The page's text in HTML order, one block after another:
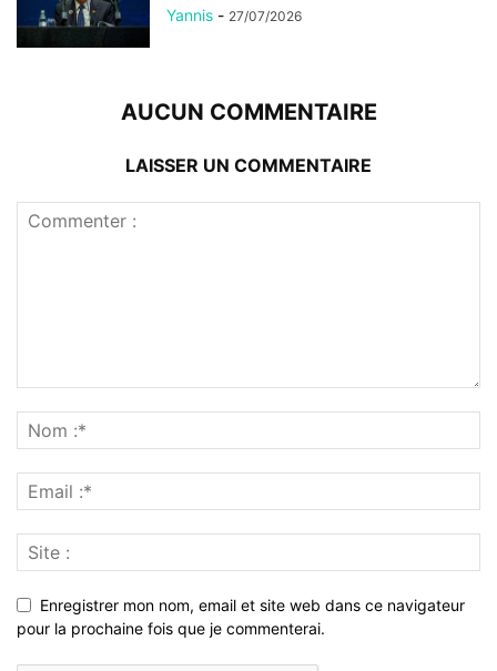
Yannis - 27/07/2026
AUCUN COMMENTAIRE
LAISSER UN COMMENTAIRE
Enregistrer mon nom, email et site web dans ce navigateur
pour la prochaine fois que je commenterai.